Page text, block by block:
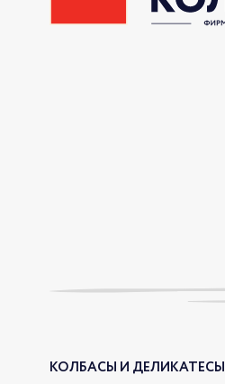
КОЛБАСЫ И ДЕЛИКАТЕСЫ